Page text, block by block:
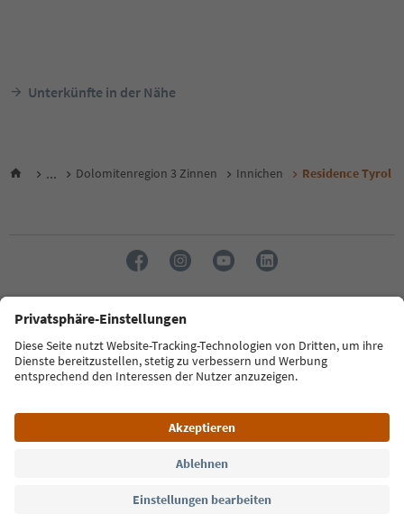
Unterkünfte in der Nähe
... Dolomitenregion 3 Zinnen Innichen Residence Tyrol
Sprache: Deutsch
FAQ Kontakt Presse MICE Datenschutzerklärung
Zugänglichkeitserklärung